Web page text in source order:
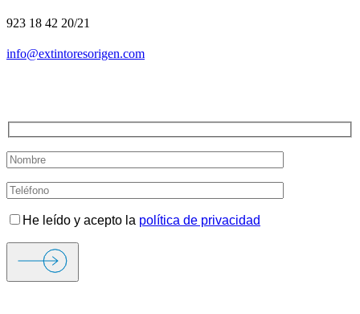
923 18 42 20/21
info@extintoresorigen.com
He leído y acepto la política de privacidad